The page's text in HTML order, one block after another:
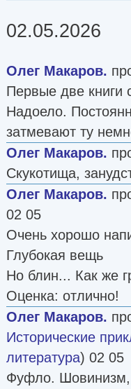
02.05.2026
Олег Макаров.
Первые две книги
Надоело.
затмевают ту
Олег Макаров.
Скукотища,
Олег Макаров.
02 05
Очень хорошо
Глубокая вещь
Но блин... Как же
Оценка: отлично!
Олег Макаров.
Исторические
литература) 02 05
Фуфло. Шовинизм,